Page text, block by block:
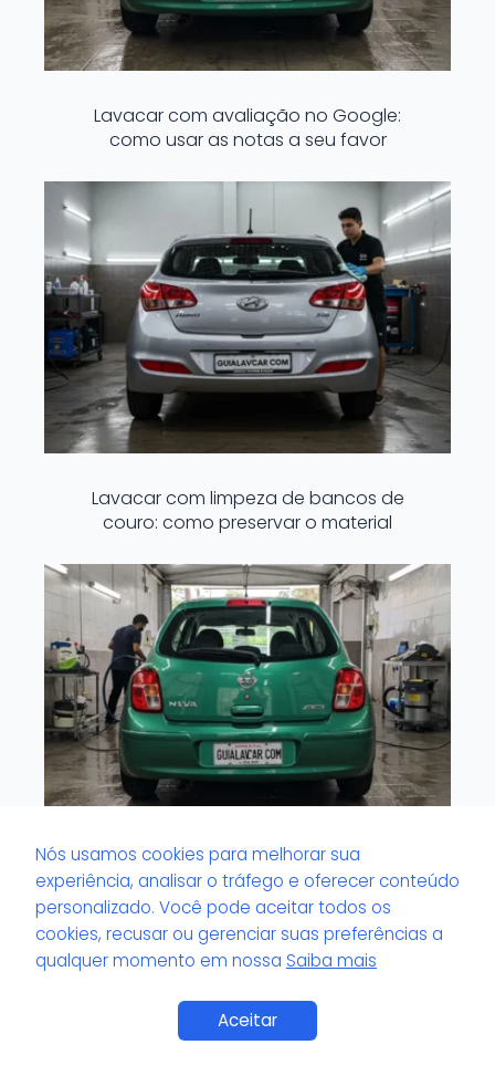
Lavacar com avaliação no Google:
como usar as notas a seu favor
Lavacar com limpeza de bancos de
couro: como preservar o material
Lavacar que trabalha com produtos
biodegradáveis: benefício real ao meio
ambiente?
Nós usamos cookies para melhorar sua
experiência, analisar o tráfego e oferecer conteúdo
personalizado. Você pode aceitar todos os
cookies, recusar ou gerenciar suas preferências a
qualquer momento em nossa Saiba mais
Aceitar